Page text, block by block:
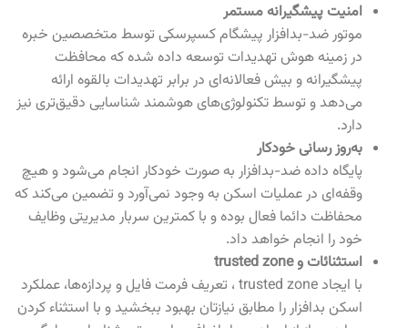
امنیت پیشگیرانه مستمر
موتور ضد-بدافزار پیشگام کسپرسکی توسط متخصصین خبره
در زمینه هوش تهدیدات توسعه داده شده که محافظت
پیشگیرانه و بیش فعالانه‌ای در برابر تهدیدات بالقوه ارائه
می‌دهد و توسط تکنولوژی‌های هوشمند شناسایی دقیق‌تری نیز
دارد.
به‌روز رسانی خودکار
پایگاه داده ضد-بدافزار به صورت خودکار انجام می‌شود و هیچ
وقفه‌ای در عملیات اسکن به وجود نمی‌آورد و تضمین می‌کند که
محفاظت دائما فعال بوده و با کمترین سربار مدیریتی وظایف
خود را انجام خواهد داد.
استثنائات و trusted zone
با ایجاد trusted zone
، تعریف فرمت فایل و پردازه‌ها، عملکرد
اسکن بدافزار را مطابق نیازتان بهبود ببخشید و با استثناء کردن